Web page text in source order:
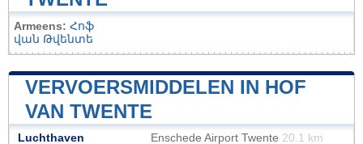
Armeens: Հոֆ
վան Թվենտե
VERVOERSMIDDELEN IN HOF
VAN TWENTE
Luchthaven Enschede Airport Twente 20.1 km